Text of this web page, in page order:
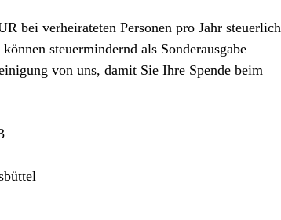
bei verheirateten Personen pro Jahr steuerlich
steuermindernd als Sonderausgabe
von uns, damit Sie Ihre Spende beim